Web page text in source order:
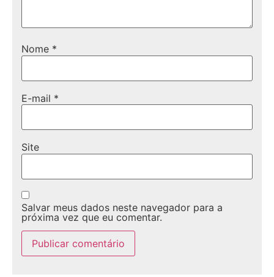
Nome *
E-mail *
Site
Salvar meus dados neste navegador para a
próxima vez que eu comentar.